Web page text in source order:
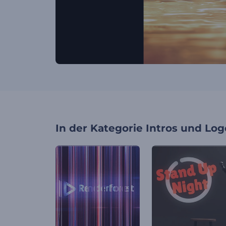
In der Kategorie Intros und